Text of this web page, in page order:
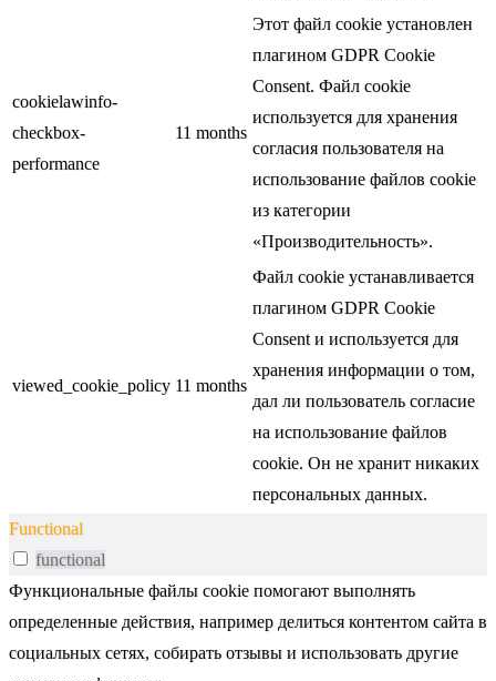
cookielawinfo-
checkbox-
performance
11 months
Этот файл cookie установлен
плагином GDPR Cookie
Consent. Файл cookie
используется для хранения
согласия пользователя на
использование файлов cookie
из категории
«Производительность».
viewed_cookie_policy 11 months
Файл cookie устанавливается
плагином GDPR Cookie
Consent и используется для
хранения информации о том,
дал ли пользователь согласие
на использование файлов
cookie. Он не хранит никаких
персональных данных.
Functional
functional
Функциональные файлы cookie помогают выполнять
определенные действия, например делиться контентом сайта в
социальных сетях, собирать отзывы и использовать другие